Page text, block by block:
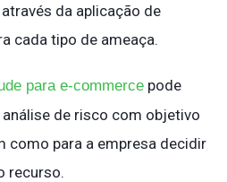
da aplicação de
cada tipo de ameaça.
para e-commerce pode
de risco com objetivo
como para a empresa decidir
recurso.